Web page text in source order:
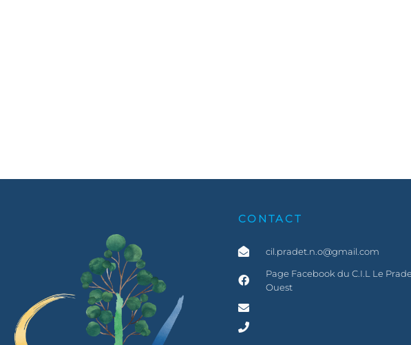
CONTACT
cil.pradet.n.o@gmail.com
Page Facebook du C.I.L Le
Ouest